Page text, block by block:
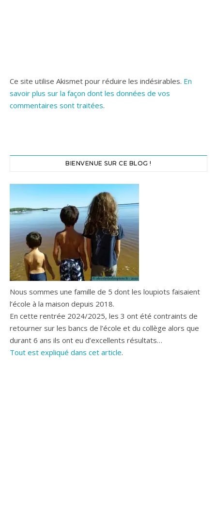
Ce site utilise Akismet pour réduire les indésirables. En
savoir plus sur la façon dont les données de vos
commentaires sont traitées.
BIENVENUE SUR CE BLOG !
Nous sommes une famille de 5 dont les loupiots faisaient
l’école à la maison depuis 2018.
En cette rentrée 2024/2025, les 3 ont été contraints de
retourner sur les bancs de l’école et du collège alors que
durant 6 ans ils ont eu d’excellents résultats…
Tout est expliqué dans cet article.